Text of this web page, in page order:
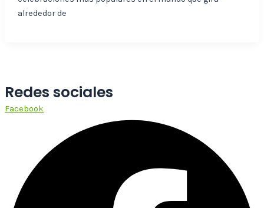
alrededor de
Redes sociales
Facebook